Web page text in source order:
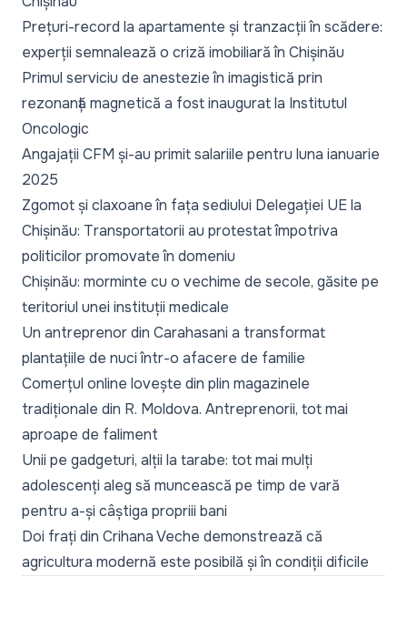
Prețuri-record la apartamente și tranzacții în scădere:
experții semnalează o criză imobiliară în Chișinău
Primul serviciu de anestezie în imagistică prin
rezonanță magnetică a fost inaugurat la Institutul
Oncologic
Angajații CFM și-au primit salariile pentru luna ianuarie
2025
Zgomot și claxoane în fața sediului Delegației UE la
Chișinău: Transportatorii au protestat împotriva
politicilor promovate în domeniu
Chișinău: morminte cu o vechime de secole, găsite pe
teritoriul unei instituții medicale
Un antreprenor din Carahasani a transformat
plantațiile de nuci într-o afacere de familie
Comerțul online lovește din plin magazinele
tradiționale din R. Moldova. Antreprenorii, tot mai
aproape de faliment
Unii pe gadgeturi, alții la tarabe: tot mai mulți
adolescenți aleg să muncească pe timp de vară
pentru a-și câștiga propriii bani
Doi frați din Crihana Veche demonstrează că
agricultura modernă este posibilă și în condiții dificile